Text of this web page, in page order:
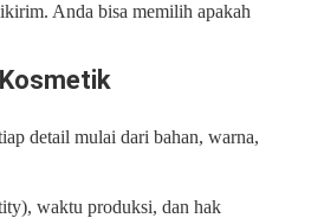
Anda bisa memilih apakah
detail mulai dari bahan, warna,
waktu produksi, dan hak